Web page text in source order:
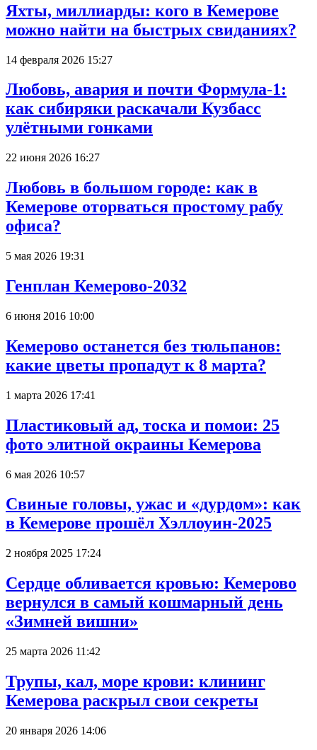
Яхты, миллиарды: кого в Кемерове
можно найти на быстрых свиданиях?
14 февраля 2026 15:27
Любовь, авария и почти Формула-1:
как сибиряки раскачали Кузбасс
улётными гонками
22 июня 2026 16:27
Любовь в большом городе: как в
Кемерове оторваться простому рабу
офиса?
5 мая 2026 19:31
Генплан Кемерово-2032
6 июня 2016 10:00
Кемерово останется без тюльпанов:
какие цветы пропадут к 8 марта?
1 марта 2026 17:41
Пластиковый ад, тоска и помои: 25
фото элитной окраины Кемерова
6 мая 2026 10:57
Свиные головы, ужас и «дурдом»: как
в Кемерове прошёл Хэллоуин-2025
2 ноября 2025 17:24
Сердце обливается кровью: Кемерово
вернулся в самый кошмарный день
«Зимней вишни»
25 марта 2026 11:42
Трупы, кал, море крови: клининг
Кемерова раскрыл свои секреты
20 января 2026 14:06